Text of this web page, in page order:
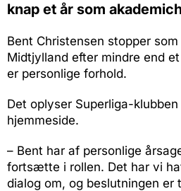
knap et år som
Bent Christensen stopper
Midtjylland efter mindre end
er personlige forhold.
Det oplyser Superliga-
hjemmeside.
– Bent har af personlige
fortsætte i rollen. Det har vi
dialog om, og beslutningen er